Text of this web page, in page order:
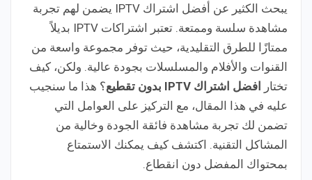
يبحث الكثير عن أفضل اشتراك IPTV يضمن لهم تجربة
مشاهدة سلسة وممتعة. تعتبر اشتراكات IPTV بديلاً
ممتازًا للطرق التقليدية، حيث توفر مجموعة واسعة من
القنوات والأفلام والمسلسلات بجودة عالية. ولكن، كيف
تختار افضل اشتراك IPTV بدون تقطيع
؟ هذا ما سنجيب
عليه في هذا المقال، مع التركيز على العوامل التي
تضمن لك تجربة مشاهدة فائقة الجودة وخالية من
المشاكل التقنية. اكتشف كيف يمكنك الاستمتاع
بمحتواك المفضل دون انقطاع.